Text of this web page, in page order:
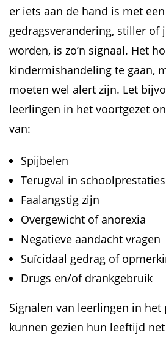
er iets aan de hand is met
gedragsverandering, stiller of
worden, is zo’n signaal. Het
kindermishandeling te gaan,
moeten wel alert zijn. Let
leerlingen in het voortgezet
van:
Spijbelen
Terugval in schoolprestaties
Faalangstig zijn
Overgewicht of anorexia
Negatieve aandacht vragen
Suïcidaal gedrag of
Drugs en/of drankgebruik
Signalen van leerlingen in
kunnen gezien hun leeftijd